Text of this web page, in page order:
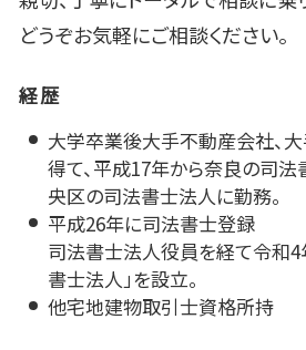
どうぞお気軽にご相談ください。
経歴
大学卒業後大手不動産会社、
得て、平成17年から奈良の司
央区の司法書士法人に勤務。
平成26年に司法書士登録
司法書士法人役員を経て令和4
書士法人」を設立。
他宅地建物取引士資格所持